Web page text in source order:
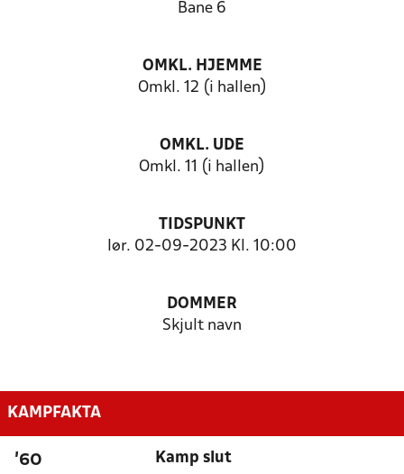
Bane 6
OMKL. HJEMME
Omkl. 12 (i hallen)
OMKL. UDE
Omkl. 11 (i hallen)
TIDSPUNKT
lør. 02-09-2023 Kl. 10:00
DOMMER
Skjult navn
KAMPFAKTA
'60 Kamp slut